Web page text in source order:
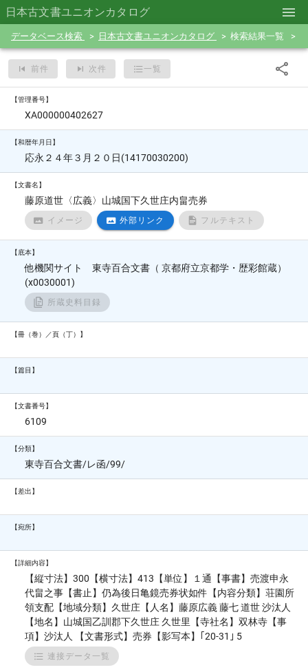
日本古文書ユニオンカタログ
データベース検索 日本古文書ユニオンカタログ 検索結果一覧
前件 次件 一覧
【管理番号】
XA000000402627
【和暦年月日】
応永２４年３月２０日(14170030200)
【文書名】
藤原道世〈広義〉山城国下久世庄内畠売券
イメージ 外部リンク フルテキスト
【底本】
他機関サイト 東寺百合文書（ 京都府立京都学・歴彩館蔵）
(x0030001)
所蔵史料目録
【冊（巻）／頁（丁）】
【篇目】
【文書番号】
6109
【分類】
東寺百合文書/レ函/99/
【差出】
【宛所】
【詳細内容】
【縦寸法】300【横寸法】413【単位】１通【事書】売渡申永
代畠之事【書止】仍為後日亀鏡売券状如件【内容分類】荘園所
領支配【地域分類】久世庄【人名】藤原広義 藤七 道世 沙汰人
【地名】山城国乙訓郡下久世庄 久世里【寺社名】双林寺【事
項】沙汰人 【文書形式】売券【影写本】｢20-31｣ 5
連接データ一覧